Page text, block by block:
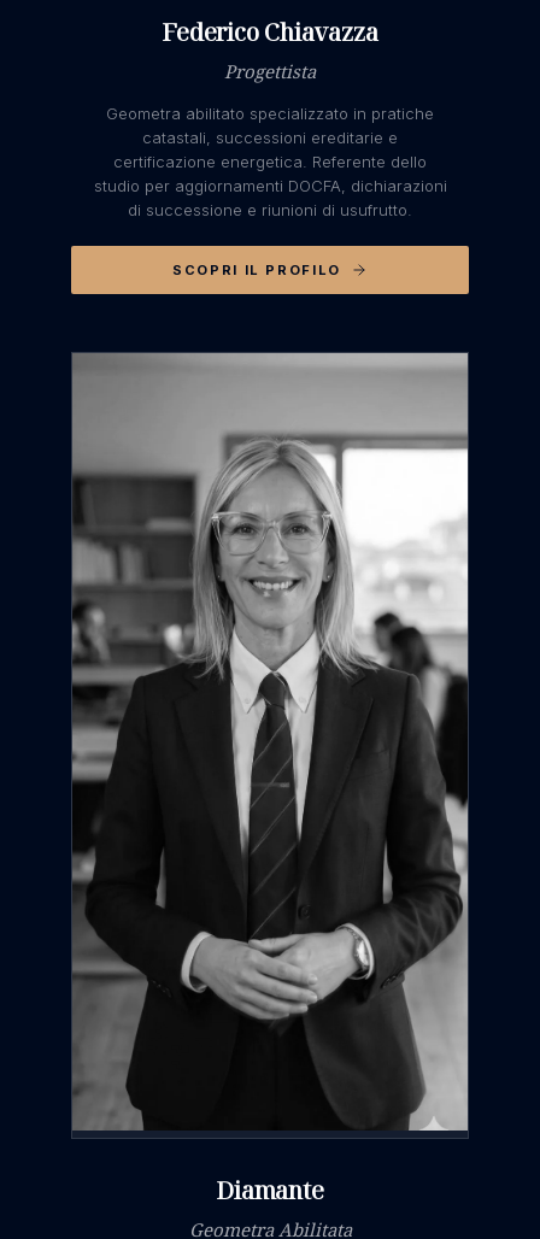
Federico Chiavazza
Progettista
Geometra abilitato specializzato in pratiche
catastali, successioni ereditarie e
certificazione energetica. Referente dello
studio per aggiornamenti DOCFA, dichiarazioni
di successione e riunioni di usufrutto.
SCOPRI IL PROFILO
Diamante
Geometra Abilitata